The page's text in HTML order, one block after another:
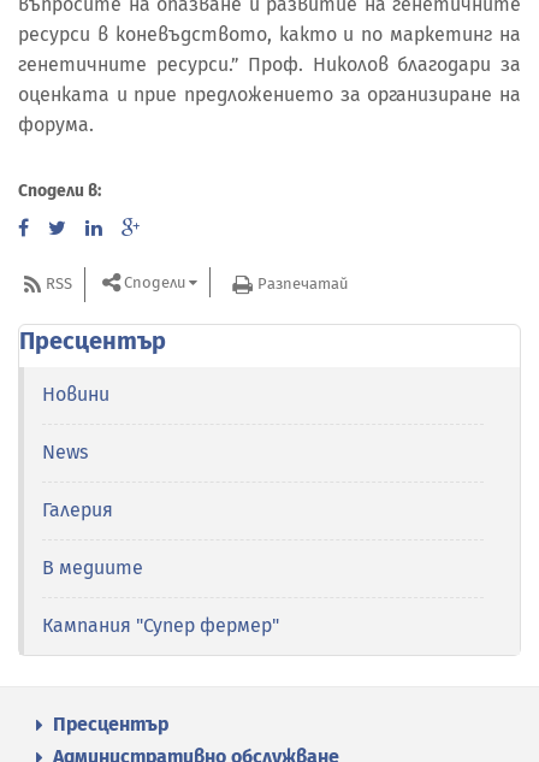
ресурси в коневъдството, както и по маркетинг на
генетичните ресурси.” Проф. Николов благодари за
оценката и прие предложението за организиране на
форума.
Сподели в:
RSS Сподели Разпечатай
Пресцентър
Новини
News
Галерия
В медиите
Кампания "Супер фермер"
Пресцентър
Административно обслужване